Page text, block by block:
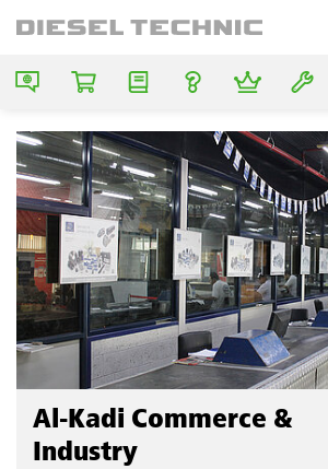
Al-Kadi Commerce &
Industry